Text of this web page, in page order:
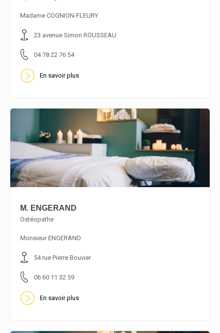
En savoir plus
Madame COGNION-FLEURY
23 avenue Simon ROUSSEAU
04 78 22 76 54
En savoir plus
M. ENGERAND
Ostéopathe
Monsieur ENGERAND
54 rue Pierre Bouvier
06 60 11 32 59
En savoir plus